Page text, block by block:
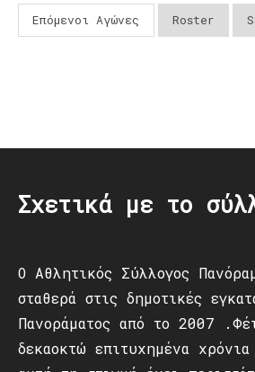
Επόμενοι Αγώνες Roster
Σχετικά με το
Ο Αθλητικός Σύλλογος
σταθερά στις δημοτικές
Πανοράματος από το 2007
δεκαοκτώ επιτυχημένα